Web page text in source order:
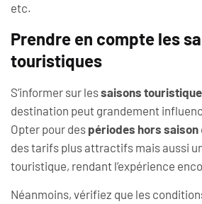
etc.
Prendre en compte les
touristiques
S’informer sur lessaisons
destination peut grandement
Opter pour des périodes hors saison
des tarifs plus attractifs mais aussi
touristique, rendant l’expérience
Néanmoins, vérifiez que les